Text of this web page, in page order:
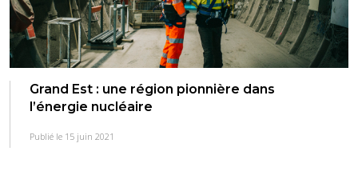
Grand Est : une région pionnière dans
l’énergie nucléaire
Publié le 15 juin 2021